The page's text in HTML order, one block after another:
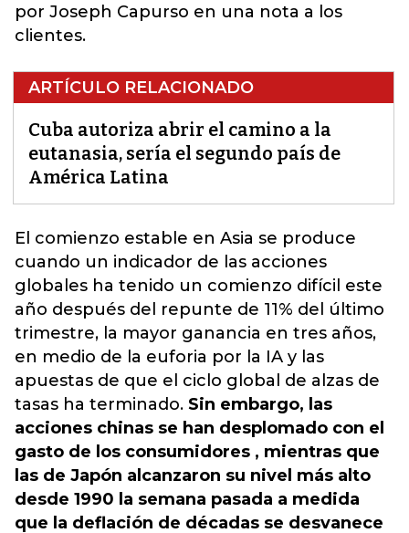
por Joseph Capurso en una nota a los
clientes.
ARTÍCULO RELACIONADO
Cuba autoriza abrir el camino a la
eutanasia, sería el segundo país de
América Latina
El comienzo estable en Asia se produce
cuando un indicador de las acciones
globales ha tenido un comienzo difícil este
año después del repunte de 11% del último
trimestre, la mayor ganancia en tres años,
en medio de la euforia por la IA y las
apuestas de que el ciclo global de alzas de
tasas ha terminado. Sin embargo, las
acciones chinas se han desplomado con el
gasto de los consumidores , mientras que
las de Japón alcanzaron su nivel más alto
desde 1990 la semana pasada a medida
que la deflación de décadas se desvanece